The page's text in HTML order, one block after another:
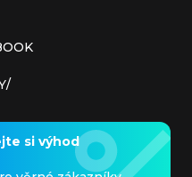
si výhod